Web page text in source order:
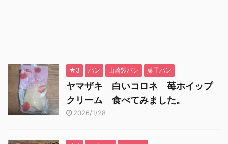
★3 パン 山崎製パン 菓子パン
ヤマザキ 白いコロネ 苺ホイップ
クリーム 食べてみました。
2026/1/28